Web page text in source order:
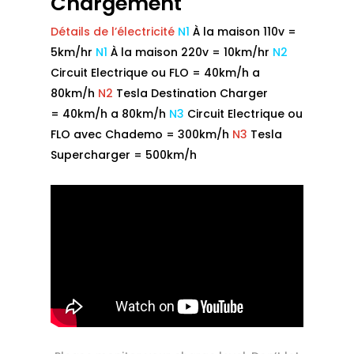
Détails de l’électricité N1 À la maison 110v =
5km/hr N1 À la maison 220v = 10km/hr N2
Circuit Electrique ou FLO = 40km/h a
80km/h N2 Tesla Destination Charger
= 40km/h a 80km/h N3 Circuit Electrique ou
FLO avec Chademo = 300km/h N3 Tesla
Supercharger = 500km/h